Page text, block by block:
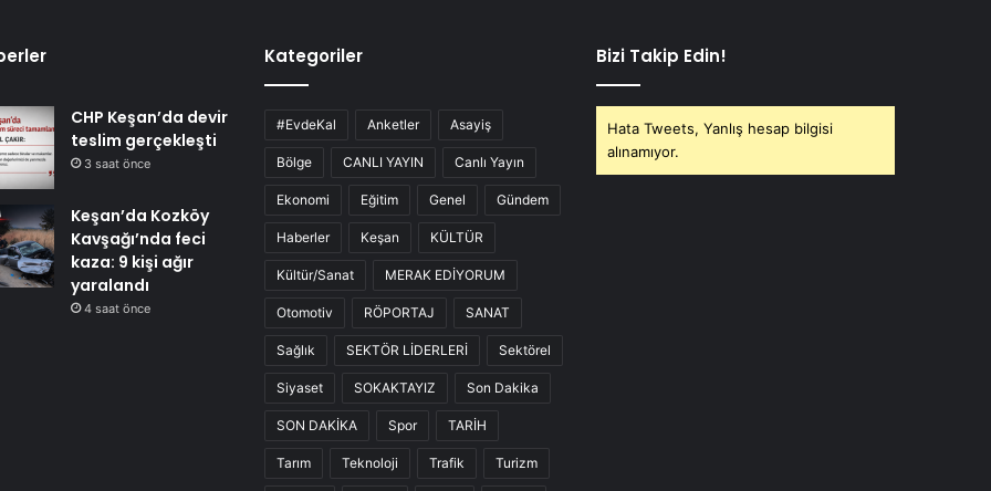
CHP Keşan’da devir
teslim gerçekleşti
3 saat önce
Keşan’da Kozköy
Kavşağı’nda feci
kaza: 9 kişi ağır
yaralandı
4 saat önce
Kategoriler
#EvdeKal Anketler Asayiş
Bölge CANLI YAYIN Canlı Yayın
Ekonomi Eğitim Genel Gündem
Haberler Keşan KÜLTÜR
Kültür/Sanat MERAK EDİYORUM
Otomotiv RÖPORTAJ SANAT
Sağlık SEKTÖR LİDERLERİ Sektörel
Siyaset SOKAKTAYIZ Son Dakika
SON DAKİKA Spor TARİH
Tarım Teknoloji Trafik Turizm
Bizi Takip Edin!
Hata Tweets, Yanlış hesap bilgisi
alınamıyor.